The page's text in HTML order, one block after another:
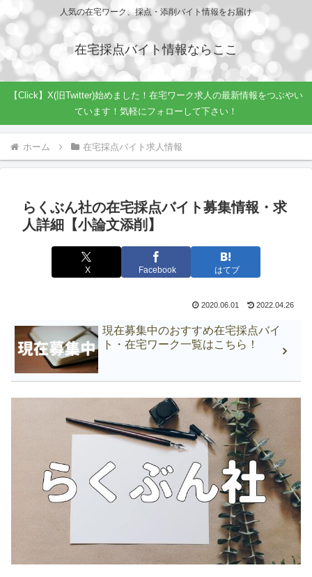
人気の在宅ワーク、採点・添削バイト情報をお届け
在宅採点バイト情報ならここ
【Click】X(旧Twitter)始めました！在宅ワーク求人の最新情報をつぶやい
ています！気軽にフォローして下さい！
ホーム 在宅採点バイト求人情報
らくぶん社の在宅採点バイト募集情報・求
人詳細【小論文添削】
X Facebook はてブ
2020.06.01 2022.04.26
現在募集中のおすすめ在宅採点バイ
ト・在宅ワーク一覧はこちら！